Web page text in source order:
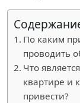
По каким
проводить
Что
квартире и
привести?